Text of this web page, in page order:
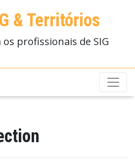
& Territórios
profissionais de SIG